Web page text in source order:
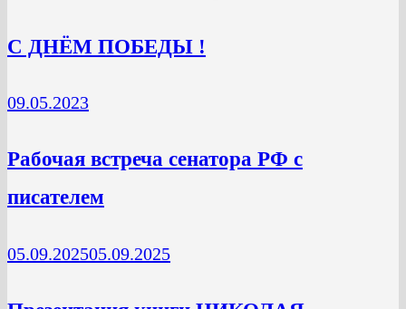
С ДНЁМ ПОБЕДЫ !
09.05.2023
Рабочая встреча сенатора РФ с
писателем
05.09.202505.09.2025